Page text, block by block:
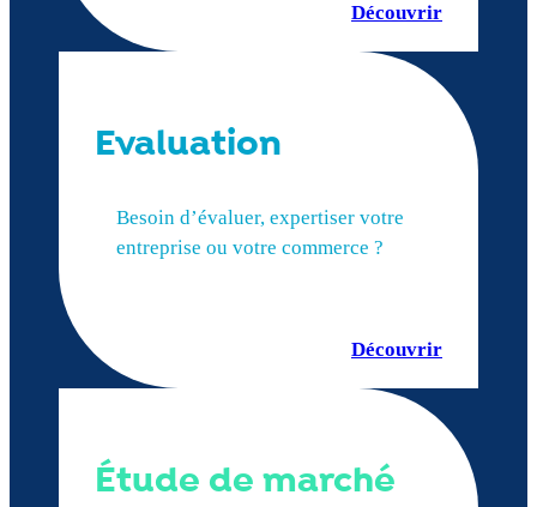
Découvrir
Evaluation
Besoin d’évaluer, expertiser votre
entreprise ou votre commerce ?
Découvrir
Étude de marché